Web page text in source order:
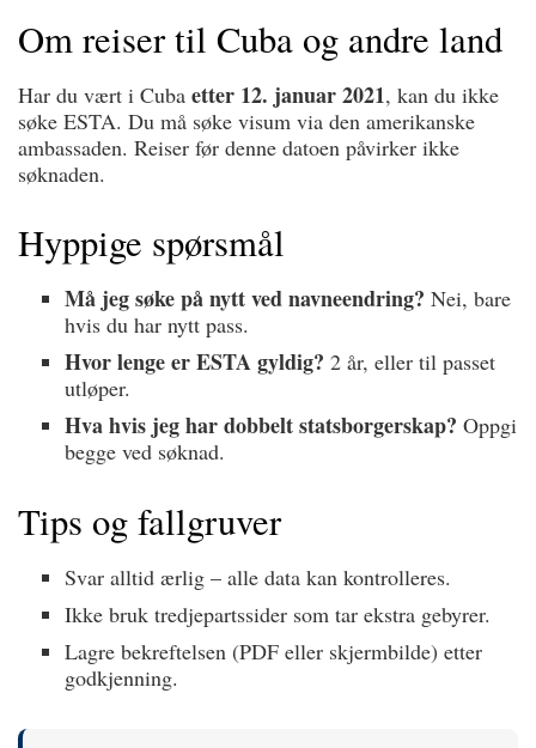
Om reiser til Cuba og andre land
Har du vært i Cuba etter 12. januar 2021, kan du ikke
søke ESTA. Du må søke visum via den amerikanske
ambassaden. Reiser før denne datoen påvirker ikke
søknaden.
Hyppige spørsmål
Må jeg søke på nytt ved navneendring? Nei, bare
hvis du har nytt pass.
Hvor lenge er ESTA gyldig? 2 år, eller til passet
utløper.
Hva hvis jeg har dobbelt statsborgerskap? Oppgi
begge ved søknad.
Tips og fallgruver
Svar alltid ærlig – alle data kan kontrolleres.
Ikke bruk tredjeparts­sider som tar ekstra gebyrer.
Lagre bekreftelsen (PDF eller skjermbilde) etter
godkjenning.